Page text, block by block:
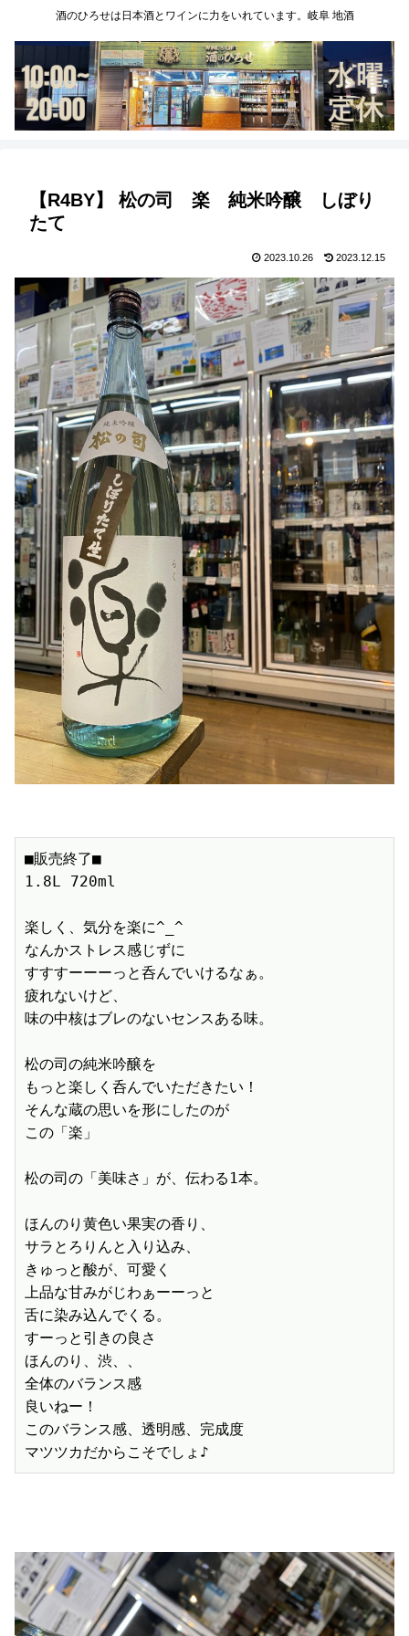
酒のひろせは日本酒とワインに力をいれています。岐阜 地酒
【R4BY】 松の司 楽 純米吟醸 しぼり
たて
2023.10.26 2023.12.15
■販売終了■
1.8L 720ml
楽しく、気分を楽に^_^
なんかストレス感じずに
すすすーーーっと呑んでいけるなぁ。
疲れないけど、
味の中核はブレのないセンスある味。
松の司の純米吟醸を
もっと楽しく呑んでいただきたい！
そんな蔵の思いを形にしたのが
この「楽」
松の司の「美味さ」が、伝わる1本。
ほんのり黄色い果実の香り、
サラとろりんと入り込み、
きゅっと酸が、可愛く
上品な甘みがじわぁーーっと
舌に染み込んでくる。
すーっと引きの良さ
ほんのり、渋、、
全体のバランス感
良いねー！
このバランス感、透明感、完成度
マツツカだからこそでしょ♪